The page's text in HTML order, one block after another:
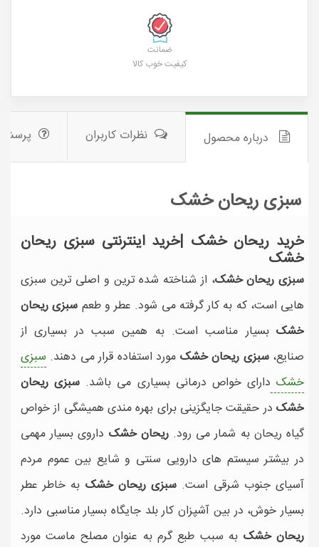
ضمانت
کیفیت خوب کالا
درباره محصول نظرات کاربران
سبزی ریحان خشک
خرید ریحان خشک |خرید اینترنتی سبزی ریحان
خشک
سبزی ریحان خشک، از شناخته شده ترین و اصلی ترین سبزی
هایی است، که به کار گرفته می شود. عطر و طعم سبزی ریحان
خشکبسیار مناسب است. به همین سبب در بسیاری از
صنایع،سبزی ریحان خشک مورد استفاده قرار می دهند. سبزی
خشک دارای خواص درمانی بسیاری می باشد. سبزی ریحان
خشک در حقیقت جایگزینی برای بهره مندی همیشگی از خواص
گیاه ریحان به شمار می رود.ریحان خشک داروی بسیار مهمی
در بیشتر سیستم های دارویی سنتی و شایع بین عموم مردم
آسیای جنوب شرقی است. سبزی ریحان خشک به خاطر عطر
بسیار خوش، در بین آشپزان کار بلد جایگاه بسیار مناسبی دارد.
ریحان خشک به سبب طبع گرم به عنوان مصلح ماست مورد